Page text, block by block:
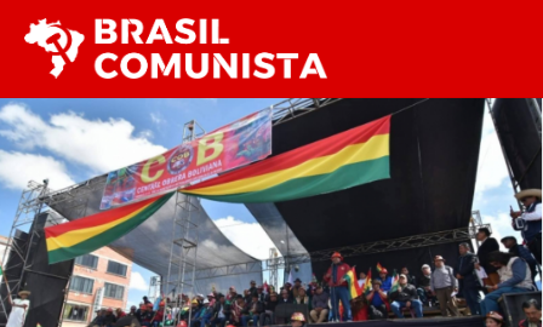
para
o
conteúdo